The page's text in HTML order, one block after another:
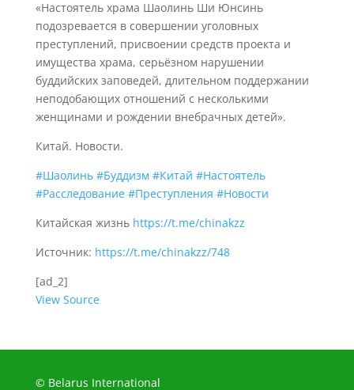
«Настоятель храма Шаолинь Ши Юнсинь
подозревается в совершении уголовных
преступлений, присвоении средств проекта и
имущества храма, серьёзном нарушении
буддийских заповедей, длительном поддержании
неподобающих отношений с несколькими
женщинами и рождении внебрачных детей».
Китай. Новости.
#Шаолинь #Буддизм #Китай #Настоятель
#Расследование #Преступления #Новости
Китайская жизнь https://t.me/chinakzz
Источник: https://t.me/chinakzz/748
[ad_2]
View Source
© Belarus International